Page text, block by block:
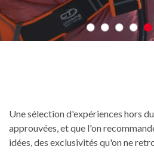
Une sélection d'expériences hors
approuvées, et que l'on
idées, des exclusivités qu'on ne